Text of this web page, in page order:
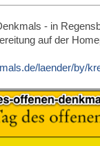
- in
auf der
laender/by/